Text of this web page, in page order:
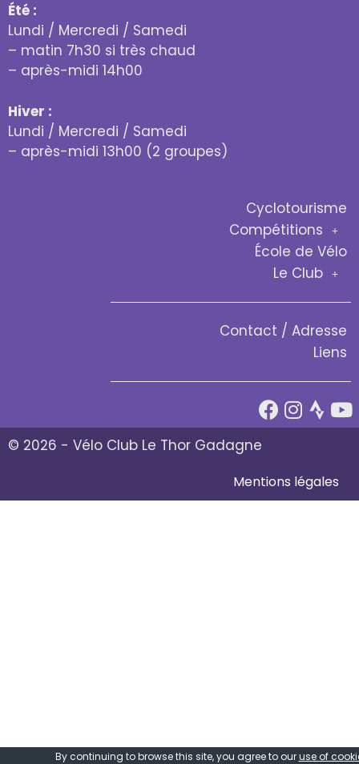
Été :
Lundi / Mercredi / Samedi
– matin 7h30 si très chaud
– après-midi 14h00
Hiver :
Lundi / Mercredi / Samedi
– après-midi 13h00 (2 groupes)
Cyclotourisme
Compétitions
École de Vélo
Le Club
Contact / Adresse
Liens
© 2026 - Vélo Club Le Thor Gadagne
Mentions légales
By continuing to browse this site, you agree to ouruse of